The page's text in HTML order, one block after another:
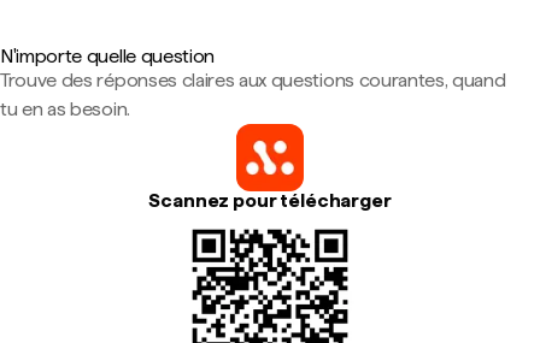
N'importe quelle question
Trouve des réponses claires aux questions courantes, quand
tu en as besoin.
Scannez pour télécharger